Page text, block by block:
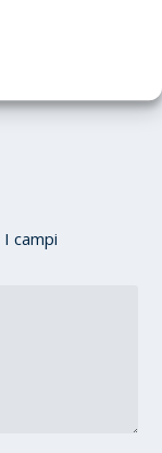
I campi